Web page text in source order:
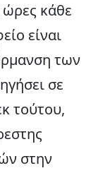
ώρες κάθε
είναι
των
σε
τούτου,
στην